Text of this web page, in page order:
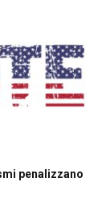
penalizzano